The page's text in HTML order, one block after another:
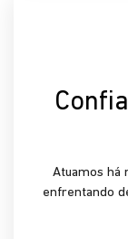
Atuamos há
enfrentando